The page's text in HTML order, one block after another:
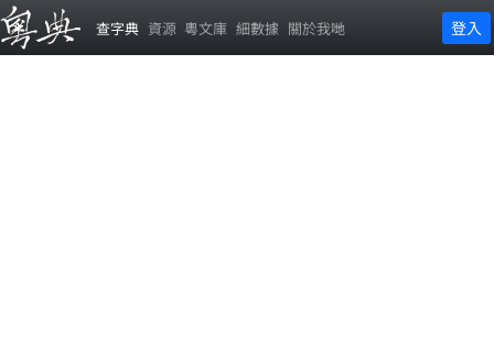
查字典 資源 粵文庫 細數據 關於我哋 登入